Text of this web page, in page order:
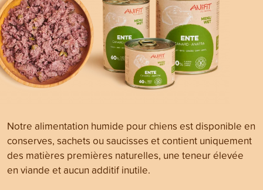
Notre alimentation humide pour chiens est disponible en
conserves, sachets ou saucisses et contient uniquement
des matières premières naturelles, une teneur élevée
en viande et aucun additif inutile.